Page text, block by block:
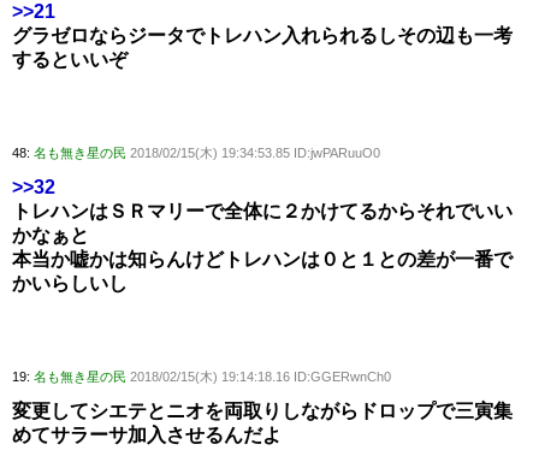
>>21
グラゼロならジータでトレハン入れられるしその辺も一考
するといいぞ
48: 名も無き星の民 2018/02/15(木) 19:34:53.85 ID:jwPARuuO0
>>32
トレハンはＳＲマリーで全体に２かけてるからそれでいい
かなぁと
本当か嘘かは知らんけどトレハンは０と１との差が一番で
かいらしいし
19: 名も無き星の民 2018/02/15(木) 19:14:18.16 ID:GGERwnCh0
変更してシエテとニオを両取りしながらドロップで三寅集
めてサラーサ加入させるんだよ